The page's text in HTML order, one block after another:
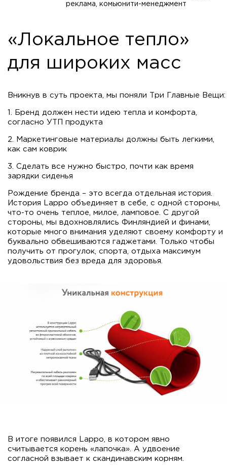
реклама, комьюнити-менеджмент
«Локальное тепло»
для широких масс
Вникнув в суть проекта, мы поняли Три Главные Вещи:
1. Бренд должен нести идею тепла и комфорта,
согласно УТП продукта
2. Маркетинговые материалы должны быть легкими,
как сам коврик
3. Сделать все нужно быстро, почти как время
зарядки сиденья
Рождение бренда – это всегда отдельная история.
История Lappo объединяет в себе, с одной стороны,
что-то очень теплое, милое, ламповое. С другой
стороны, мы вдохновлялись Финляндией и финами,
которые много внимания уделяют своему комфорту и
буквально обвешиваются гаджетами. Только чтобы
получить от прогулок, спорта, отдыха максимум
удовольствия без вреда для здоровья.
В итоге появился Lappo, в котором явно
считывается корень «лапочка». А удвоение
согласной взывает к скандинавским корням.